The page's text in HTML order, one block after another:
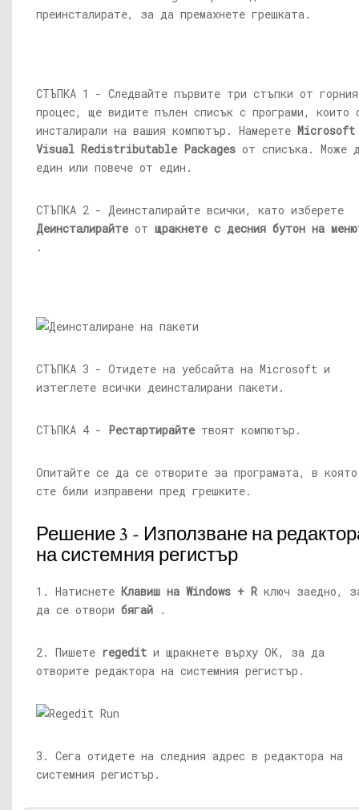
преинсталирате, за да премахнете грешката.
СТЪПКА 1 - Следвайте първите три стъпки от горния
процес, ще видите пълен списък с програми, които
инсталирали на вашия компютър. Намерете Microsoft
Visual Redistributable Packages от списъка. Може
един или повече от един.
СТЪПКА 2 - Деинсталирайте всички, като изберете
Деинсталирайте от щракнете с десния бутон на
.
СТЪПКА 3 - Отидете на уебсайта на Microsoft и
изтеглете всички деинсталирани пакети.
СТЪПКА 4 - Рестартирайте твоят компютър.
Опитайте се да се отворите за програмата, в която
сте били изправени пред грешките.
Решение 3 - Използване на
на системния регистър
1. Натиснете Клавиш на Windows + R ключ заедно,
да се отвори бягай .
2. Пишете regedit и щракнете върху OK, за да
отворите редактора на системния регистър.
3. Сега отидете на следния адрес в редактора на
системния регистър.